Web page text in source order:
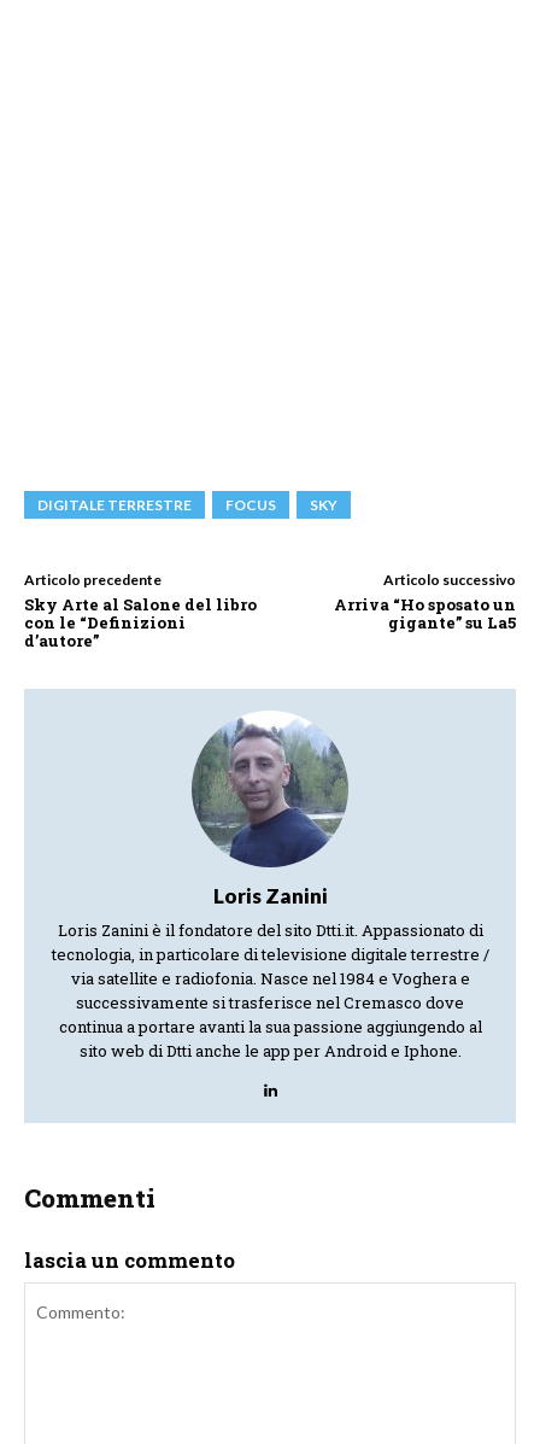
DIGITALE TERRESTRE FOCUS SKY
Articolo precedente
Sky Arte al Salone del libro
con le “Definizioni
d’autore”
Articolo successivo
Arriva “Ho sposato un
gigante” su La5
Loris Zanini
Loris Zanini è il fondatore del sito Dtti.it. Appassionato di
tecnologia, in particolare di televisione digitale terrestre /
via satellite e radiofonia. Nasce nel 1984 e Voghera e
successivamente si trasferisce nel Cremasco dove
continua a portare avanti la sua passione aggiungendo al
sito web di Dtti anche le app per Android e Iphone.
Commenti
lascia un commento